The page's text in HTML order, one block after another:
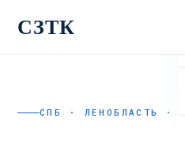
СЗТК
СПБ · ЛЕНОБЛАСТЬ ·